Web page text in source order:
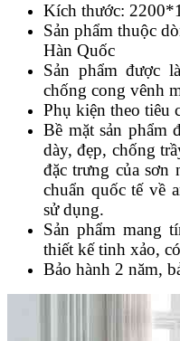
Kích thước:
Sản phẩm thuộc
Hàn Quốc
Sản phẩm được
chống cong vênh
Phụ kiện theo tiêu
Bề mặt sản phẩm
dày, đẹp, chống
đặc trưng của sơn
chuẩn quốc tế về
sử dụng.
Sản phẩm mang
thiết kế tinh xảo,
Bảo hành 2 năm,